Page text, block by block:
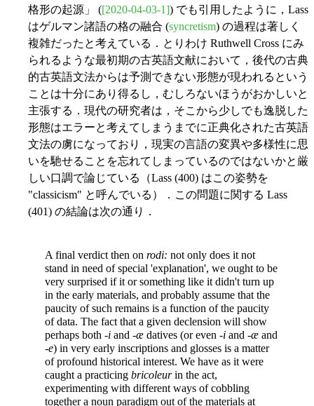
格形の起源」 ([2020-04-03-1]) でも引用したように，Lass
はゲルマン諸語の格の融合 (syncretism) の過程は著しく
複雑だったと考えている．とりわけ Ruthwell Cross にみ
られるような最初期の古英語文献において，後代の古典
的古英語文法からは予測できない形態が現われるという
ことは十分にあり得るし，むしろないほうがおかしいと
主張する．現代の研究者は，そこから少しでも逸脱した
形態はエラーと考えてしまうまでに正典化された古英語
文法の虜になっており，現実の言語の変異や多様性に思
いを馳せることを忘れてしまっているのではないかと厳
しい口調で論じている（Lass (400) はこの姿勢を
"classicism" と呼んでいる）．この問題に関する Lass
(401) の結論は次の通り．
A final verdict then on rodi: not only does it not
stand in need of special 'explanation', we ought to be
very surprised if it or something like it didn't turn up
in the early materials, and probably assume that the
paucity of such remains is a function of the paucity
of data. The fact that a given declension will show
perhaps both -i and -æ datives (or even -i and -æ and
-e) in very early inscriptions and glosses is a matter
of profound historical interest. We have as it were
caught a practicing bricoleurin the act,
experimenting with different ways of cobbling
together a noun paradigm out of the materials at